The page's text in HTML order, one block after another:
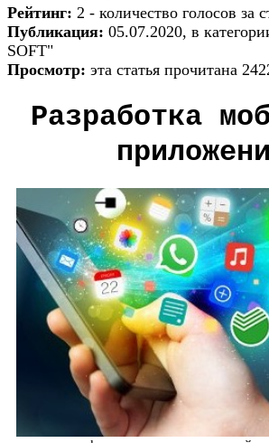
Рейтинг: 2 - количество голосов за
Публикация: 05.07.2020, в
SOFT"
Просмотр: эта статья прочитана
Разработка